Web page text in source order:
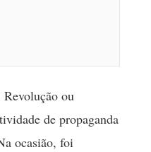
ou
de propaganda
ocasião, foi